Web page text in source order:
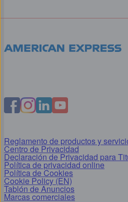
Reglamento de productos y
Centro de Privacidad
Declaración de Privacidad para
Política de privacidad online
Política de Cookies
Cookie Policy (EN)
Tablón de Anuncios
Marcas comerciales